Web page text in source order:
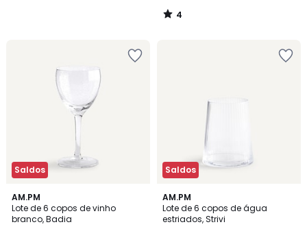
4
/
Saldos
AM.PM
Lote de 6 copos de vinho
branco, Badia
4,5
/ 5
Saldos
AM.PM
Lote de 6 copos de água
estriados, Strivi
5
/
5